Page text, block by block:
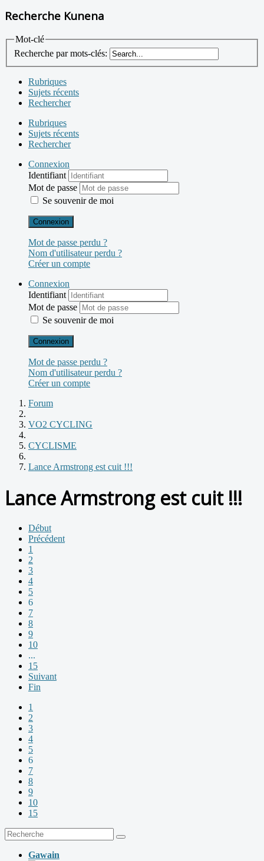
Recherche Kunena
Mot-clé
Recherche par mots-clés:
Rubriques
Sujets récents
Rechercher
Rubriques
Sujets récents
Rechercher
Connexion
Identifiant
Mot de passe
Se souvenir de moi
Connexion
Mot de passe perdu ?
Nom d'utilisateur perdu ?
Créer un compte
Connexion
Identifiant
Mot de passe
Se souvenir de moi
Connexion
Mot de passe perdu ?
Nom d'utilisateur perdu ?
Créer un compte
Forum
VO2 CYCLING
CYCLISME
Lance Armstrong est cuit !!!
Lance Armstrong est cuit !!!
Début
Précédent
1
2
3
4
5
6
7
8
9
10
...
15
Suivant
Fin
1
2
3
4
5
6
7
8
9
10
15
Gawain